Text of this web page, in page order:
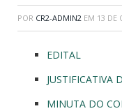
POR CR2-ADMIN2 EM 13 DE
EDITAL
JUSTIFICATIVA
MINUTA DO